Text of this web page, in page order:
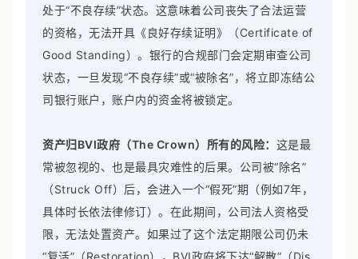
处于“不良存续”状态。这意味着公司丧失了合法运营
的资格，无法开具《良好存续证明》（Certificate of
Good Standing）。银行的合规部门会定期审查公司
状态，一旦发现“不良存续”或“被除名”，将立即冻结公
司银行账户，账户内的资金将被锁定。
资产归BVI政府（The Crown）所有的风险： 这是最
常被忽视的、也是最具灾难性的后果。公司被“除名”
（Struck Off）后，会进入一个“假死”期（例如7年，
具体时长依法律修订）。在此期间，公司法人资格受
限，无法处置资产。如果过了这个法定期限公司仍未
“复活”（Restoration），BVI政府将下达“解散”（Dis